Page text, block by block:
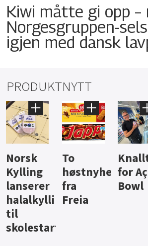
Kiwi måtte gi opp –
Norgesgruppen-
igjen med dansk
PRODUKTNYTT
Knalltall
for Açai
Bowl
Aass vil
bli
førstevalg
i lite-
Brus
jus